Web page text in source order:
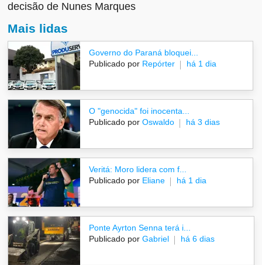
decisão de Nunes Marques
Mais lidas
Governo do Paraná bloquei...
Publicado por Repórter há 1 dia
O "genocida" foi inocenta...
Publicado por Oswaldo há 3 dias
Veritá: Moro lidera com f...
Publicado por Eliane há 1 dia
Ponte Ayrton Senna terá i...
Publicado por Gabriel há 6 dias